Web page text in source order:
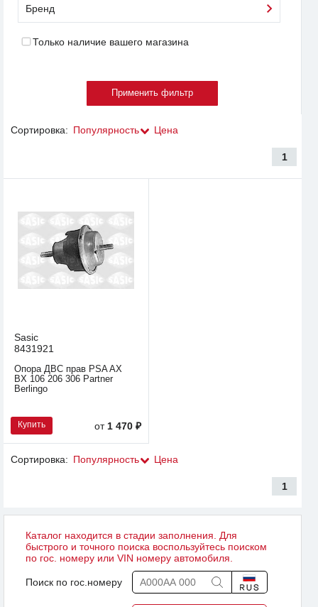
Бренд
Только наличие вашего магазина
Сортировка: Популярность Цена
1
Sasic
8431921
Опора ДВС прав PSA AX
BX 106 206 306 Partner
Berlingo
Купить от1 470 ₽
Сортировка: Популярность Цена
1
Каталог находится в стадии заполнения. Для
быстрого и точного поиска воспользуйтесь поиском
по гос. номеру или VIN номеру автомобиля.
Поиск по гос.номеру